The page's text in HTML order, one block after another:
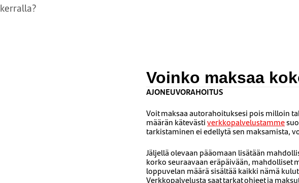
kerralla?
Voinko maksaa
AJONEUVORAHOITUS
Voit maksaa autorahoituksesi pois milloin
määrän kätevästiverkkopalvelustamme
tarkistaminen ei edellytä sen maksamista,
Jäljellä olevaan pääomaan lisätään
korko seuraavaan eräpäivään, mahdolliset
loppuvelan määrä sisältää kaikki nämä
Verkkopalvelusta saat tarkat ohjeet ja